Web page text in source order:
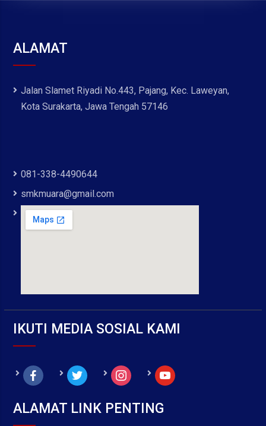
ALAMAT
Jalan Slamet Riyadi No.443, Pajang, Kec. Laweyan,
Kota Surakarta, Jawa Tengah 57146
081-338-4490644
smkmuara@gmail.com
IKUTI MEDIA SOSIAL KAMI
facebook twitter instagram youtube
ALAMAT LINK PENTING